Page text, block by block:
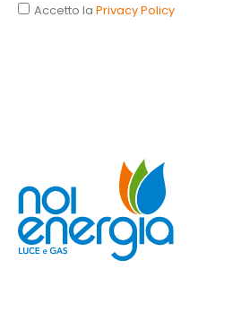
Accetto la Privacy Policy